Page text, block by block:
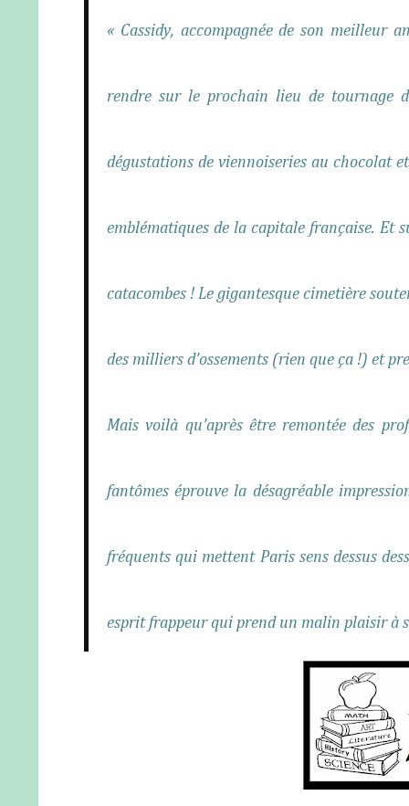
« Cassidy, accompagnée de son meilleur
rendre sur le prochain lieu de tournage
dégustations de viennoiseries au chocolat
emblématiques de la capitale française. Et
catacombes ! Le gigantesque cimetière
des milliers d’ossements (rien que ça !) et
Mais voilà qu’après être remontée des
fantômes éprouve la désagréable
fréquents qui mettent Paris sens dessus
esprit frappeur qui prend un malin plaisir à